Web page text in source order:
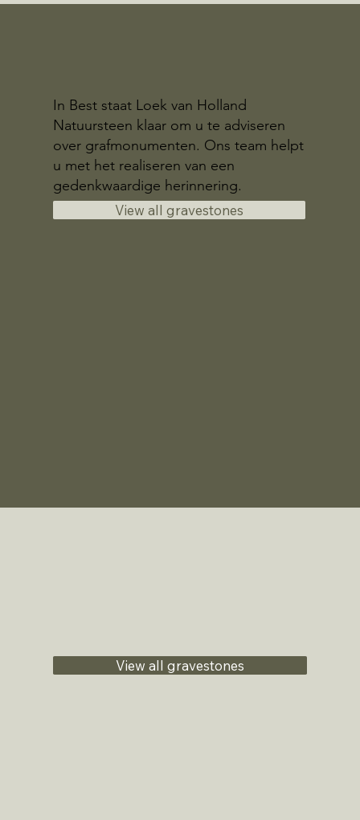
In Best staat Loek van Holland
Natuursteen klaar om u te adviseren
over grafmonumenten. Ons team helpt
u met het realiseren van een
gedenkwaardige herinnering.
View all gravestones
View all gravestones